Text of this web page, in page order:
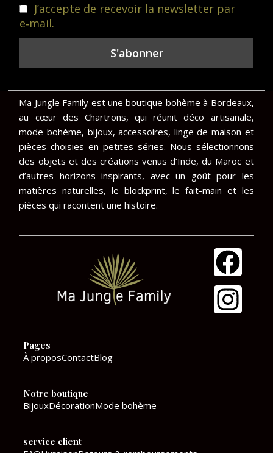
J’accepte de recevoir la newsletter par
e‑mail.
Ma Jungle Family est une boutique bohème à Bordeaux,
au cœur des Chartrons, qui réunit déco artisanale,
mode bohème, bijoux, accessoires, linge de maison et
pièces choisies en petites séries. Nous sélectionnons
des objets et des créations venus d’Inde, du Maroc et
d’autres horizons inspirants, avec un goût pour les
matières naturelles, le blockprint, le fait-main et les
pièces qui racontent une histoire.
F
a
c
I
n
s
Pages
À proposContactBlog
Notre boutique
BijouxDécorationMode bohème
service client